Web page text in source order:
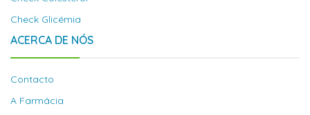
Check Glicémia
ACERCA DE NÓS
Contacto
A Farmácia